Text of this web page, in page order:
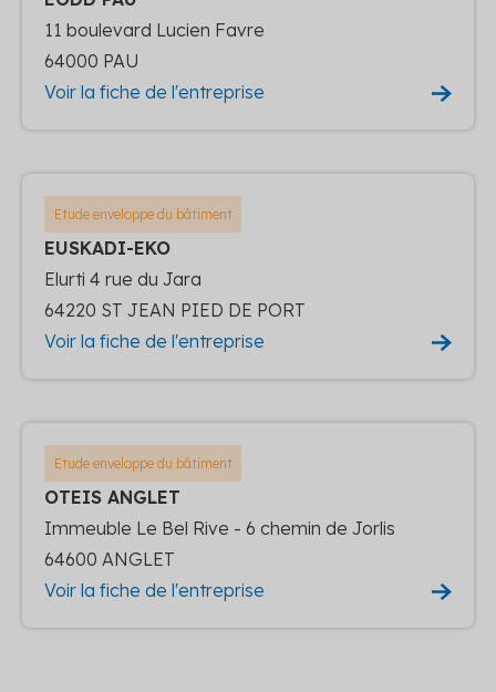
11 boulevard Lucien Favre
64000 PAU
Voir la fiche de l'entreprise
Etude enveloppe du bâtiment
EUSKADI-EKO
Elurti 4 rue du Jara
64220 ST JEAN PIED DE PORT
Voir la fiche de l'entreprise
Etude enveloppe du bâtiment
OTEIS ANGLET
Immeuble Le Bel Rive - 6 chemin de Jorlis
64600 ANGLET
Voir la fiche de l'entreprise